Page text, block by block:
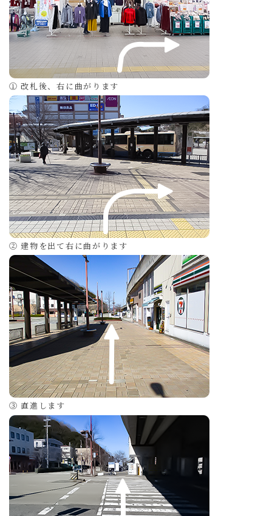
① 改札後、右に曲がります
② 建物を出て右に曲がります
③ 直進します